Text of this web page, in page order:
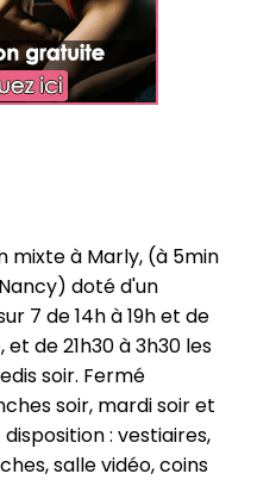
mixte à Marly, (à 5min
doté d'un
7 de 14h à 19h et de
et de 21h30 à 3h30 les
soir. Fermé
soir, mardi soir et
: vestiaires,
salle vidéo, coins